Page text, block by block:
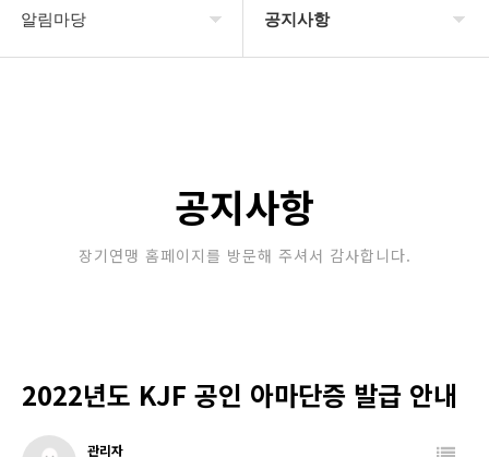
알림마당 공지사항
포토갤러리
공지사항
장기연맹 홈페이지를 방문해 주셔서 감사합니다.
2022년도 KJF 공인 아마단증 발급 안내
관리자